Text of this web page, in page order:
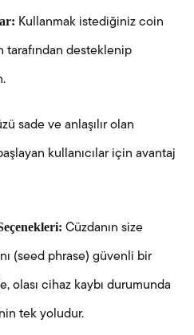
Kullanmak istediğiniz coin
tarafından desteklenip
sade ve anlaşılır olan
kullanıcılar için avantaj
Cüzdanın size
(seed phrase) güvenli bir
olası cihaz kaybı durumunda
tek yoludur.